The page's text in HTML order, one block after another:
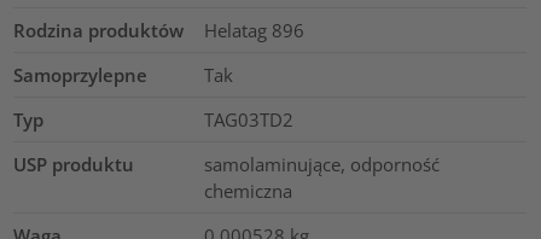
Rodzina produktów
Helatag 896
Samoprzylepne
Tak
Typ
TAG03TD2
USP produktu
samolaminujące, odporność
chemiczna